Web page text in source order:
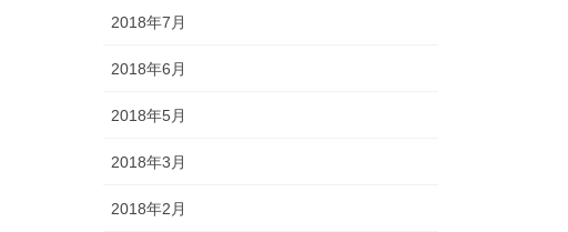
2018年7月
2018年6月
2018年5月
2018年3月
2018年2月